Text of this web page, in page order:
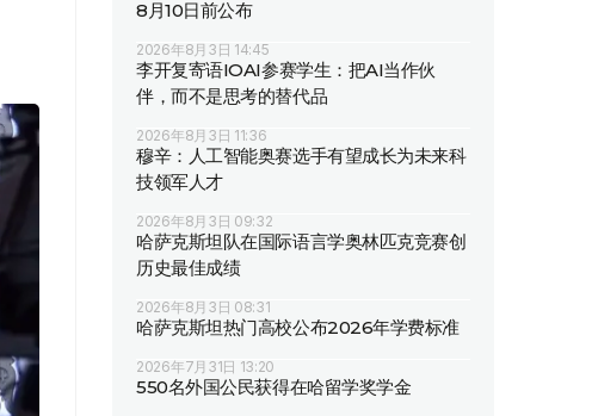
8月10日前公布
2026年8月3日 14:45
李开复寄语IOAI参赛学生：把AI当作伙
伴，而不是思考的替代品
2026年8月3日 11:36
穆辛：人工智能奥赛选手有望成长为未来科
技领军人才
2026年8月3日 09:32
哈萨克斯坦队在国际语言学奥林匹克竞赛创
历史最佳成绩
2026年8月3日 08:31
哈萨克斯坦热门高校公布2026年学费标准
2026年7月31日 13:20
550名外国公民获得在哈留学奖学金